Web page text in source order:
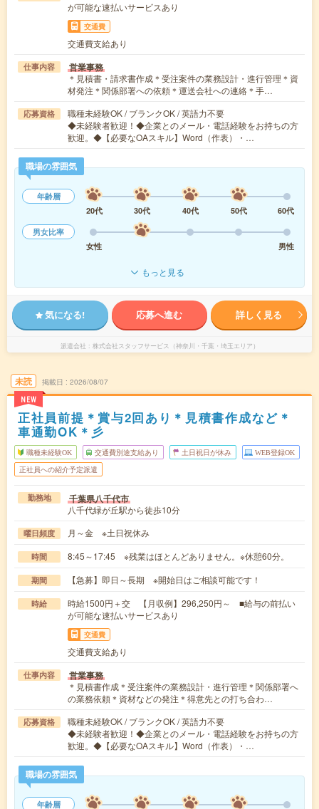
が可能な速払いサービスあり
交通費
交通費支給あり
仕事内容 営業事務
＊見積書・請求書作成＊受注案件の業務設計・進行管理＊資
材発注＊関係部署への依頼＊運送会社への連絡＊手…
応募資格
職種未経験OK / ブランクOK / 英語力不要
◆未経験者歓迎！◆企業とのメール・電話経験をお持ちの方
歓迎。◆【必要なOAスキル】Word（作表）・…
職場の雰囲気
年齢層
20代
30代 40代 50代
60代
男女比率
女性
男性
もっと見る
気になる! 応募へ進む 詳しく見る
派遣会社 株式会社スタッフサービス（神奈川・千葉・埼玉エリア）
未読
NEW
掲載日 2026/08/07
正社員前提＊賞与2回あり＊見積書作成など＊
車通勤OK＊彡
職種未経験OK 交通費別途支給あり 土日祝日が休み WEB登録OK
正社員への紹介予定派遣
勤務地 千葉県八千代市
八千代緑が丘駅から徒歩10分
曜日頻度 月～金 ※土日祝休み
時間 8:45～17:45 ※残業はほとんどありません。※休憩60分。
期間 【急募】即日～長期 ※開始日はご相談可能です！
時給
時給1500円＋交 【月収例】296,250円～ ■給与の前払い
が可能な速払いサービスあり
交通費
交通費支給あり
仕事内容 営業事務
＊見積書作成＊受注案件の業務設計・進行管理＊関係部署へ
の業務依頼＊資材などの発注＊得意先との打ち合わ…
応募資格
職種未経験OK / ブランクOK / 英語力不要
◆未経験者歓迎！◆企業とのメール・電話経験をお持ちの方
歓迎。◆【必要なOAスキル】Word（作表）・…
職場の雰囲気
年齢層